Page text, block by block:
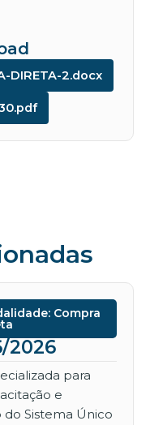
DIRETA-2.docx
Compra
2026
para
e
do Sistema Único